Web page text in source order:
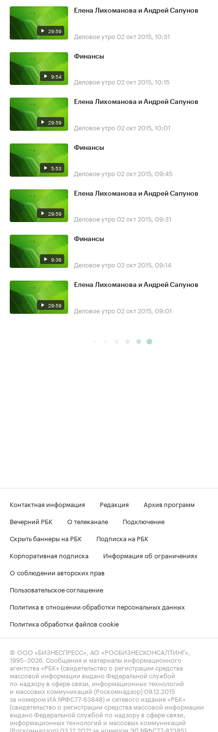
29:59
Елена Лихоманова и Андрей Сапунов
Деловое утро 02 окт 2015, 10:31
9:54
Финансы
Деловое утро 02 окт 2015, 10:15
29:59
Елена Лихоманова и Андрей Сапунов
Деловое утро 02 окт 2015, 10:01
5:53
Финансы
Деловое утро 02 окт 2015, 09:45
29:59
Елена Лихоманова и Андрей Сапунов
Деловое утро 02 окт 2015, 09:31
9:36
Финансы
Деловое утро 02 окт 2015, 09:14
29:59
Елена Лихоманова и Андрей Сапунов
Деловое утро 02 окт 2015, 09:01
Контактная информация Редакция
Архив программ
Вечерний РБК
О телеканале
Подключение
Скрыть баннеры на РБК
Подписка на РБК
Корпоративная подписка
Информация об ограничениях
О соблюдении авторских прав
Пользовательское соглашение
Политика в отношении обработки персональных данных
Политика обработки файлов cookie
© ООО «БИЗНЕСПРЕСС», АО «РОСБИЗНЕСКОНСАЛТИНГ»,
1995–2026 . Сообщения и материалы информационного
агентства «РБК» (свидетельство о регистрации средства
массовой информации выдано Федеральной службой
по надзору в сфере связи, информационных технологий
и массовых коммуникаций (Роскомнадзор) 09.12.2015
за номером ИА №ФС77-63848) и сетевого издания «РБК»
(свидетельство о регистрации средства массовой информации
выдано Федеральной службой по надзору в сфере связи,
информационных технологий и массовых коммуникаций
(Роскомнадзор) 03.12.2021 за номером ЭЛ №ФС77-82385)